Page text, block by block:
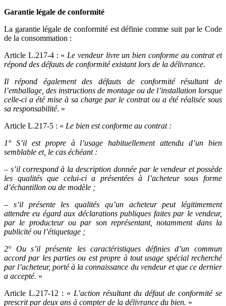
Garantie légale de conformité
La garantie légale de conformité est définie comme suit par le Code
de la consommation :
Article L.217-4 : « Le vendeur livre un bien conforme au contrat et
répond des défauts de conformité existant lors de la délivrance.
Il répond également des défauts de conformité résultant de
l’emballage, des instructions de montage ou de l’installation lorsque
celle-ci a été mise à sa charge par le contrat ou a été réalisée sous
sa responsabilité. »
Article L.217-5 : « Le bien est conforme au contrat :
1° S’il est propre à l’usage habituellement attendu d’un bien
semblable et, le cas échéant :
– s’il correspond à la description donnée par le vendeur et possède
les qualités que celui-ci a présentées à l’acheteur sous forme
d’échantillon ou de modèle ;
– s’il présente les qualités qu’un acheteur peut légitimement
attendre eu égard aux déclarations publiques faites par le vendeur,
par le producteur ou par son représentant, notamment dans la
publicité ou l’étiquetage ;
2° Ou s’il présente les caractéristiques définies d’un commun
accord par les parties ou est propre à tout usage spécial recherché
par l’acheteur, porté à la connaissance du vendeur et que ce dernier
a accepté. »
Article L.217-12 : « L’action résultant du défaut de conformité se
prescrit par deux ans à compter de la délivrance du bien. »